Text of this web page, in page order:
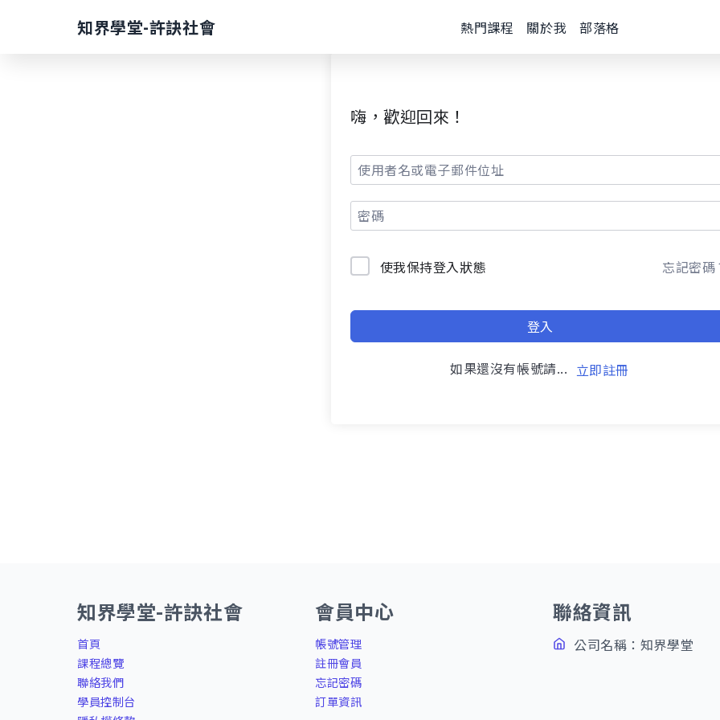
知界學堂-許訣社會 熱門課程 關於我 部落格
嗨，歡迎回來！
使我保持登入狀態 忘記密碼
登入
如果還沒有帳號請... 立即註冊
知界學堂-許訣社會
首頁
課程總覽
聯絡我們
學員控制台
會員中心
帳號管理
註冊會員
忘記密碼
訂單資訊
聯絡資訊
公司名稱：知界學堂